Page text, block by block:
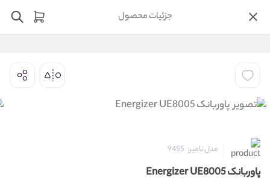
جزئیات محصول
مدل نامبر: 9455
پاوربانک Energizer UE8005